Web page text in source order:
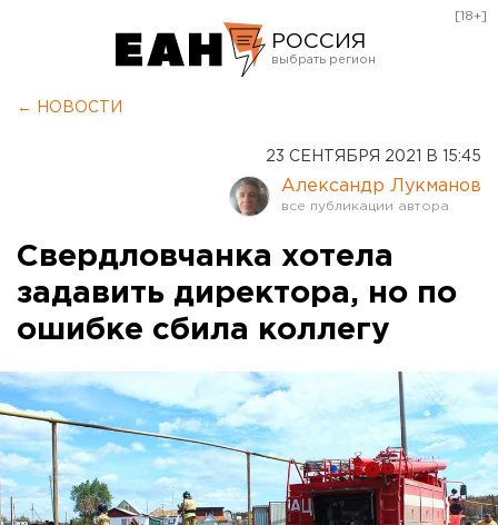
РОССИЯ
Оренбург
[18+]
← НОВОСТИ
23 СЕНТЯБРЯ 2021 В 15:45
Александр Лукманов
Свердловчанка хотела
задавить директора, но по
ошибке сбила коллегу